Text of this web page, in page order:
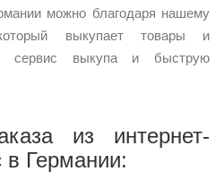
можно благодаря нашему
выкупает товары и
сервис выкупа и быструю
из интернет-
в Германии: